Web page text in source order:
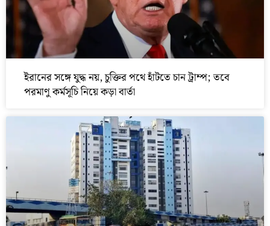
ইরানের সঙ্গে যুদ্ধ নয়, চুক্তির পথে হাঁটতে চান ট্রাম্প; তবে
পরমাণু কর্মসূচি নিয়ে কড়া বার্তা